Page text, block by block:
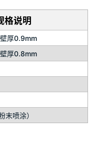
格说明
厚0.9mm
厚0.8mm
末喷涂）